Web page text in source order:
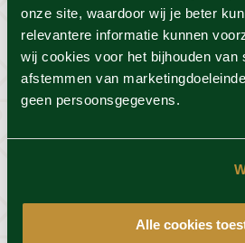
onze site, waardoor wij je beter
relevantere informatie kunnen
wij cookies voor het bijhouden van
afstemmen van
geen persoonsgegevens.
Alle cookies
Dit vind je
wel